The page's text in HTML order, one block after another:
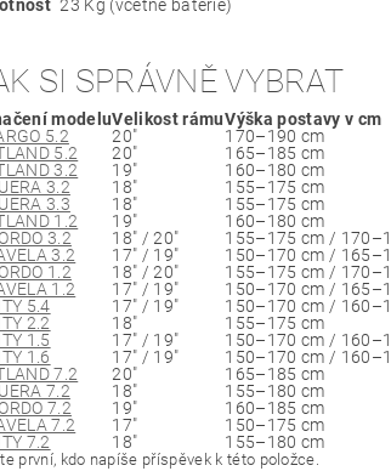
23 Kg (včetně baterie)
SI SPRÁVNĚ VYBRAT
modeluVelikost rámuVýška postavy v cm
5.2
20"
170–190 cm
5.2
20"
165–185 cm
3.2
19"
160–180 cm
3.2
18"
155–175 cm
3.3
18"
155–175 cm
1.2
19"
160–180 cm
3.2
18" / 20"
155–175 cm /
3.2
17" / 19"
150–170 cm /
1.2
18" / 20"
155–175 cm /
1.2
17" / 19"
150–170 cm /
5.4
17" / 19"
150–170 cm /
2.2
18"
155–175 cm
1.5
17" / 19"
150–170 cm /
1.6
17" / 19"
150–170 cm /
7.2
20"
165–185 cm
7.2
18"
155–180 cm
7.2
19"
160–185 cm
7.2
17"
150–175 cm
7.2
18" 155–180 cm
první, kdo napíše příspěvek k této položce.